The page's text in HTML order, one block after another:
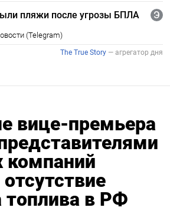
вице-премьера
компаний
топлива в РФ